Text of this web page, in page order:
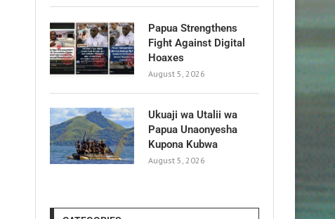
Papua Strengthens
Fight Against Digital
Hoaxes
August 5, 2026
Ukuaji wa Utalii wa
Papua Unaonyesha
Kupona Kubwa
August 5, 2026